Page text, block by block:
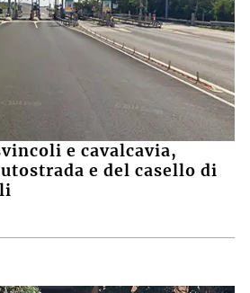
e cavalcavia,
e del casello di